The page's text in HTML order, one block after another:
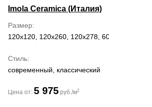
Imola Ceramica (Италия)
Размер
120x120, 120x260, 120x278, 60x120, 60x60
Стиль
современный, классический
Цена от: 5 975 руб./м2